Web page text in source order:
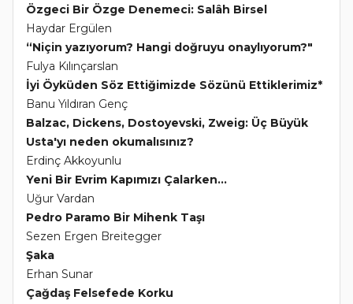
Özgeci Bir Özge Denemeci: Salâh Birsel
Haydar Ergülen
“Niçin yazıyorum? Hangi doğruyu onaylıyorum?"
Fulya Kılınçarslan
İyi Öyküden Söz Ettiğimizde Sözünü Ettiklerimiz*
Banu Yıldıran Genç
Balzac, Dickens, Dostoyevski, Zweig: Üç Büyük
Usta'yı neden okumalısınız?
Erdinç Akkoyunlu
Yeni Bir Evrim Kapımızı Çalarken...
Uğur Vardan
Pedro Paramo Bir Mihenk Taşı
Sezen Ergen Breitegger
Şaka
Erhan Sunar
Çağdaş Felsefede Korku